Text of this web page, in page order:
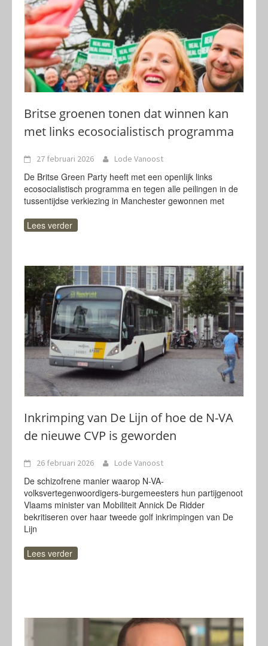
Britse groenen tonen dat winnen kan
met links ecosocialistisch programma
27 februari 2026 Lode Vanoost
De Britse Green Party heeft met een openlijk links
ecosocialistisch programma en tegen alle peilingen in de
tussentijdse verkiezing in Manchester gewonnen met
Lees verder
Inkrimping van De Lijn of hoe de N-VA
de nieuwe CVP is geworden
26 februari 2026 Lode Vanoost
De schizofrene manier waarop N-VA-
volksvertegenwoordigers-burgemeesters hun partijgenoot
Vlaams minister van Mobiliteit Annick De Ridder
bekritiseren over haar tweede golf inkrimpingen van De
Lijn
Lees verder